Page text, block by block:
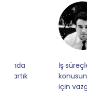
İş
konusunda
için